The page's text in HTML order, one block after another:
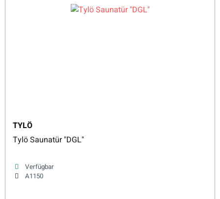
TYLÖ
Tylö Saunatür "DGL"
Verfügbar
A1150